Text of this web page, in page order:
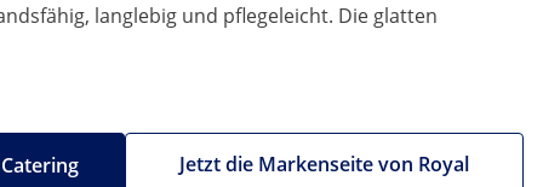
langlebig und pflegeleicht. Die glatten
Jetzt die Markenseite von Royal